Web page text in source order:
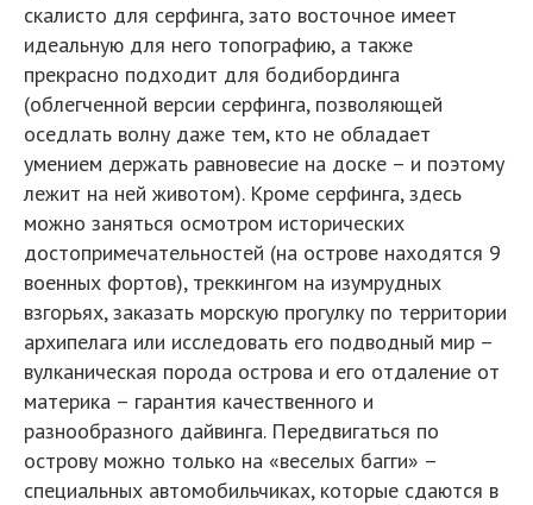
скалисто для серфинга, зато восточное имеет
идеальную для него топографию, а также
прекрасно подходит для бодибординга
(облегченной версии серфинга, позволяющей
оседлать волну даже тем, кто не обладает
умением держать равновесие на доске – и поэтому
лежит на ней животом). Кроме серфинга, здесь
можно заняться осмотром исторических
достопримечательностей (на острове находятся 9
военных фортов), треккингом на изумрудных
взгорьях, заказать морскую прогулку по территории
архипелага или исследовать его подводный мир –
вулканическая порода острова и его отдаление от
материка – гарантия качественного и
разнообразного дайвинга. Передвигаться по
острову можно только на «веселых багги» –
специальных автомобильчиках, которые сдаются в